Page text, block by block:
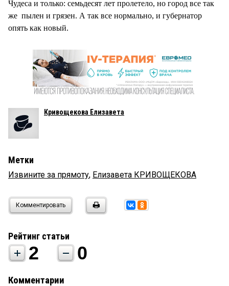
Чудеса и только: семьдесят лет пролетело, но город все так
же пылен и грязен. А так все нормально, и губернатор
опять как новый.
Кривощекова Елизавета
Метки
Извините за прямоту, Елизавета КРИВОЩЕКОВА
Комментировать
Рейтинг статьи
2 0
Комментарии